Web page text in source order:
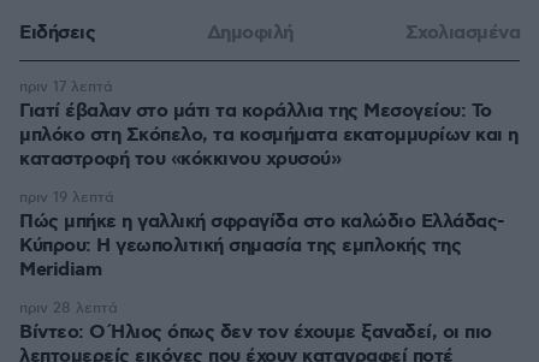
Ειδήσεις Δημοφιλή Σχολιασμένα
Γιατί έβαλαν στο μάτι τα κοράλλια της Μεσογείου: Το
μπλόκο στη Σκόπελο, τα κοσμήματα εκατομμυρίων και η
καταστροφή του «κόκκινου χρυσού»
πριν 17 λεπτά
Πώς μπήκε η γαλλική σφραγίδα στο καλώδιο Ελλάδας-
Κύπρου: Η γεωπολιτική σημασία της εμπλοκής της
Meridiam
πριν 19 λεπτά
Βίντεο: Ο Ήλιος όπως δεν τον έχουμε ξαναδεί, οι πιο
λεπτομερείς εικόνες που έχουν καταγραφεί ποτέ
πριν 28 λεπτά